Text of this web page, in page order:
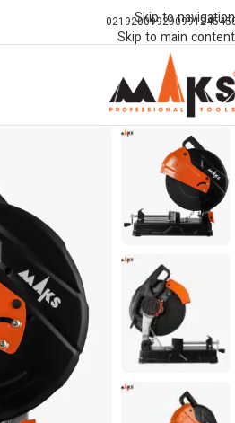
Skip to navigation
Skip to main content
02192009929